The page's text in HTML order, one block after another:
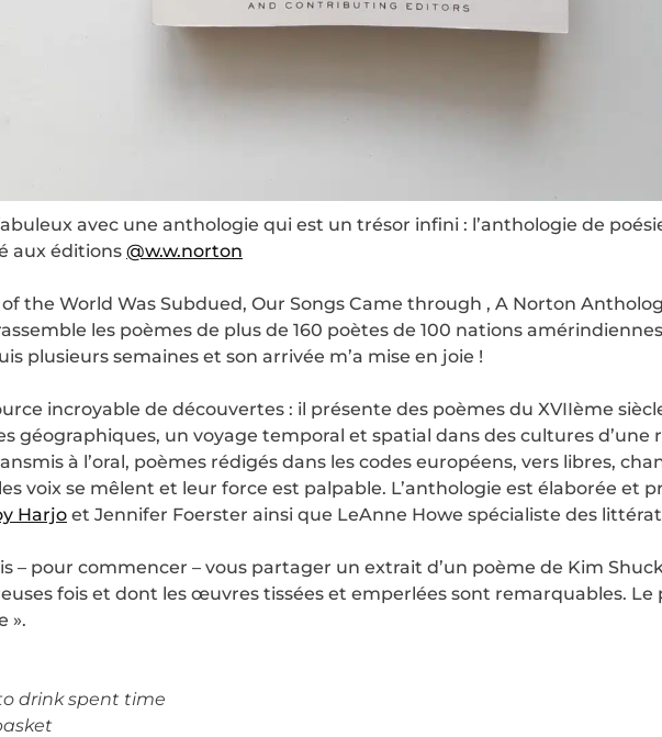
avec une anthologie qui est un trésor infini : l’anthologie de
aux éditions @w.w.norton
the World Was Subdued, Our Songs Came through , A Norton
les poèmes de plus de 160 poètes de 100 nations
plusieurs semaines et son arrivée m’a mise en joie !
incroyable de découvertes : il présente des poèmes du XVIIème
géographiques, un voyage temporal et spatial dans des cultures d’une
à l’oral, poèmes rédigés dans les codes européens, vers libres,
voix se mêlent et leur force est palpable. L’anthologie est élaborée et
Harjo et Jennifer Foerster ainsi que LeAnne Howe spécialiste des
– pour commencer – vous partager un extrait d’un poème de Kim
fois et dont les œuvres tissées et emperlées sont remarquables. Le
».
drink spent time